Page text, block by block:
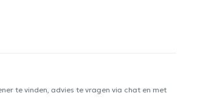
te vinden, advies te vragen via chat en met